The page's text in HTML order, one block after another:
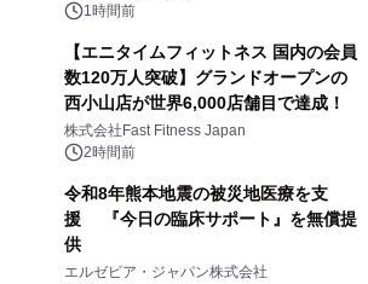
1時間前
【エニタイムフィットネス 国内の会員
数120万人突破】グランドオープンの
西小山店が世界6,000店舗目で達成！
株式会社Fast Fitness Japan
2時間前
令和8年熊本地震の被災地医療を支
援 『今日の臨床サポート』を無償提
供
エルゼビア・ジャパン株式会社